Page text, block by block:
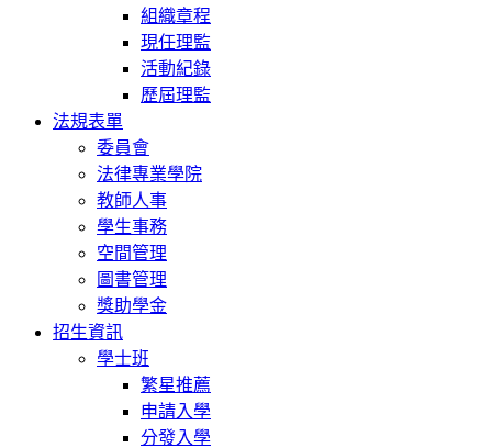
組織章程
現任理監
活動紀錄
歷屆理監
法規表單
委員會
法律專業學院
教師人事
學生事務
空間管理
圖書管理
獎助學金
招生資訊
學士班
繁星推薦
申請入學
分發入學